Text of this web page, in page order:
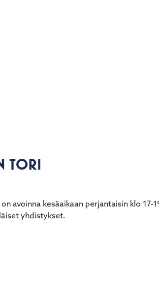
TORI
avoinna kesäaikaan perjantaisin klo 17-
yhdistykset.